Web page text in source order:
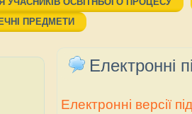
ПРЕДМЕТИ
Електронні
Електронні версії